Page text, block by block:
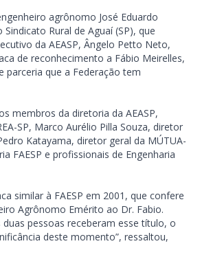
agrônomo José Eduardo
Rural de Aguaí (SP), que
da AEASP, Ângelo Petto Neto,
de reconhecimento a Fábio Meirelles,
parceria que a Federação tem
membros da diretoria da AEASP,
SP, Marco Aurélio Pilla Souza, diretor
Katayama, diretor geral da MÚTUA-
FAESP e profissionais de Engenharia
similar à FAESP em 2001, que confere
Agrônomo Emérito ao Dr. Fabio.
pessoas receberam esse título, o
deste momento”, ressaltou,